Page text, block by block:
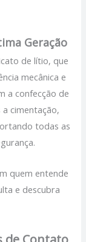
Geração
de lítio, que
mecânica e
a confecção de
cimentação,
todas as
quem entende
e descubra